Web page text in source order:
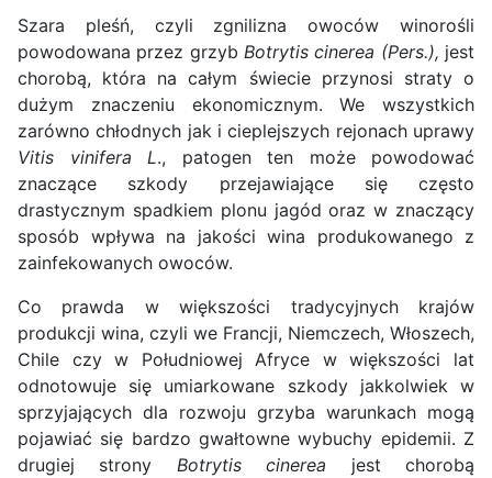
Szara pleśń, czyli zgnilizna owoców winorośli
powodowana przez grzyb Botrytis cinerea (Pers.), jest
chorobą, która na całym świecie przynosi straty o
dużym znaczeniu ekonomicznym. We wszystkich
zarówno chłodnych jak i cieplejszych rejonach uprawy
Vitis vinifera L., patogen ten może powodować
znaczące szkody przejawiające się często
drastycznym spadkiem plonu jagód oraz w znaczący
sposób wpływa na jakości wina produkowanego z
zainfekowanych owoców.
Co prawda w większości tradycyjnych krajów
produkcji wina, czyli we Francji, Niemczech, Włoszech,
Chile czy w Południowej Afryce w większości lat
odnotowuje się umiarkowane szkody jakkolwiek w
sprzyjających dla rozwoju grzyba warunkach mogą
pojawiać się bardzo gwałtowne wybuchy epidemii. Z
drugiej strony Botrytis cinerea jest chorobą